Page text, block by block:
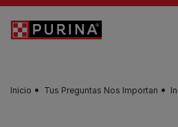
Skip to main content
Inicio Tus Preguntas Nos Importan